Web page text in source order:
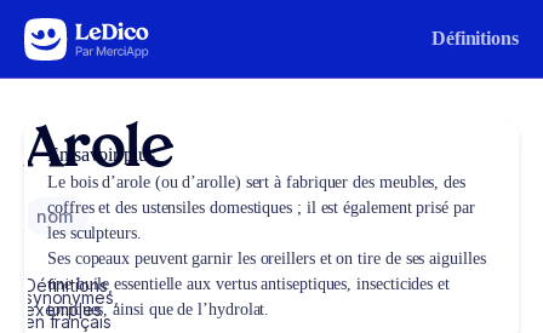
Aller au contenu Définitions
Arole
nom
Définitions,
synonymes,
exemples
en français
En savoir plus
Le bois d’arole (ou d’arolle) sert à fabriquer des meubles, des
coffres et des ustensiles domestiques ; il est également prisé par
les sculpteurs.
Ses copeaux peuvent garnir les oreillers et on tire de ses aiguilles
une huile essentielle aux vertus antiseptiques, insecticides et
toniques, ainsi que de l’hydrolat.